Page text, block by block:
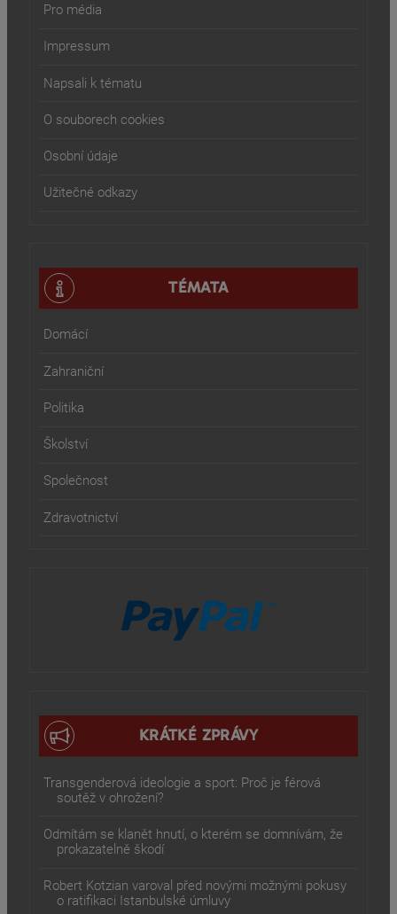
Pro média
Impressum
Napsali k tématu
O souborech cookies
Osobní údaje
Užitečné odkazy
TÉMATA
Domácí
Zahraniční
Politika
Školství
Společnost
Zdravotnictví
KRÁTKÉ ZPRÁVY
Transgenderová ideologie a sport: Proč je férová
soutěž v ohrožení?
Odmítám se klanět hnutí, o kterém se domnívám, že
prokazatelně škodí
Robert Kotzian varoval před novými možnými pokusy
o ratifikaci Istanbulské úmluvy